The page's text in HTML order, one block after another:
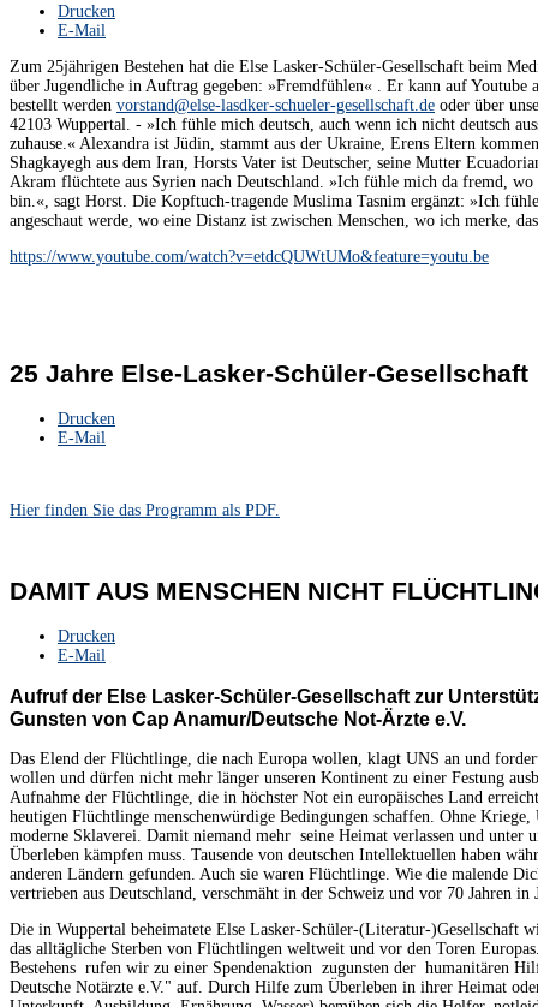
Drucken
E-Mail
Zum 25jährigen Bestehen hat die Else Lasker-Schüler-Gesellschaft beim
über Jugendliche in Auftrag gegeben: »Fremdfühlen« . Er kann auf Youtube
bestellt werden vorstand@else-lasdker-schueler-gesellschaft.de oder über
42103 Wuppertal. - »Ich fühle mich deutsch, auch wenn ich nicht deutsch
zuhause.« Alexandra ist Jüdin, stammt aus der Ukraine, Erens Eltern
Shagkayegh aus dem Iran, Horsts Vater ist Deutscher, seine Mutter
Akram flüchtete aus Syrien nach Deutschland. »Ich fühle mich da fremd,
bin.«, sagt Horst. Die Kopftuch-tragende Muslima Tasnim ergänzt: »Ich
angeschaut werde, wo eine Distanz ist zwischen Menschen, wo ich merke,
https://www.youtube.com/watch?v=etdcQUWtUMo&feature=youtu.be
25 Jahre Else-Lasker-Schüler-Gesellschaft
Drucken
E-Mail
Hier finden Sie das Programm als PDF.
DAMIT AUS MENSCHEN NICHT
Drucken
E-Mail
Aufruf der Else Lasker-Schüler-Gesellschaft zur
Gunsten von Cap Anamur/Deutsche Not-Ärzte e.V.
Das Elend der Flüchtlinge, die nach Europa wollen, klagt UNS an und
wollen und dürfen nicht mehr länger unseren Kontinent zu einer Festung
Aufnahme der Flüchtlinge, die in höchster Not ein europäisches Land
heutigen Flüchtlinge menschenwürdige Bedingungen schaffen. Ohne
moderne Sklaverei. Damit niemand mehr seine Heimat verlassen und unter
Überleben kämpfen muss. Tausende von deutschen Intellektuellen haben
anderen Ländern gefunden. Auch sie waren Flüchtlinge. Wie die malende
vertrieben aus Deutschland, verschmäht in der Schweiz und vor 70 Jahren in
Die in Wuppertal beheimatete Else Lasker-Schüler-(Literatur-)Gesellschaft
das alltägliche Sterben von Flüchtlingen weltweit und vor den Toren
Bestehens rufen wir zu einer Spendenaktion zugunsten der humanitären
Deutsche Notärzte e.V." auf. Durch Hilfe zum Überleben in ihrer Heimat